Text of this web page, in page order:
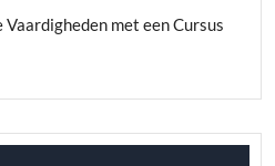
met een Cursus